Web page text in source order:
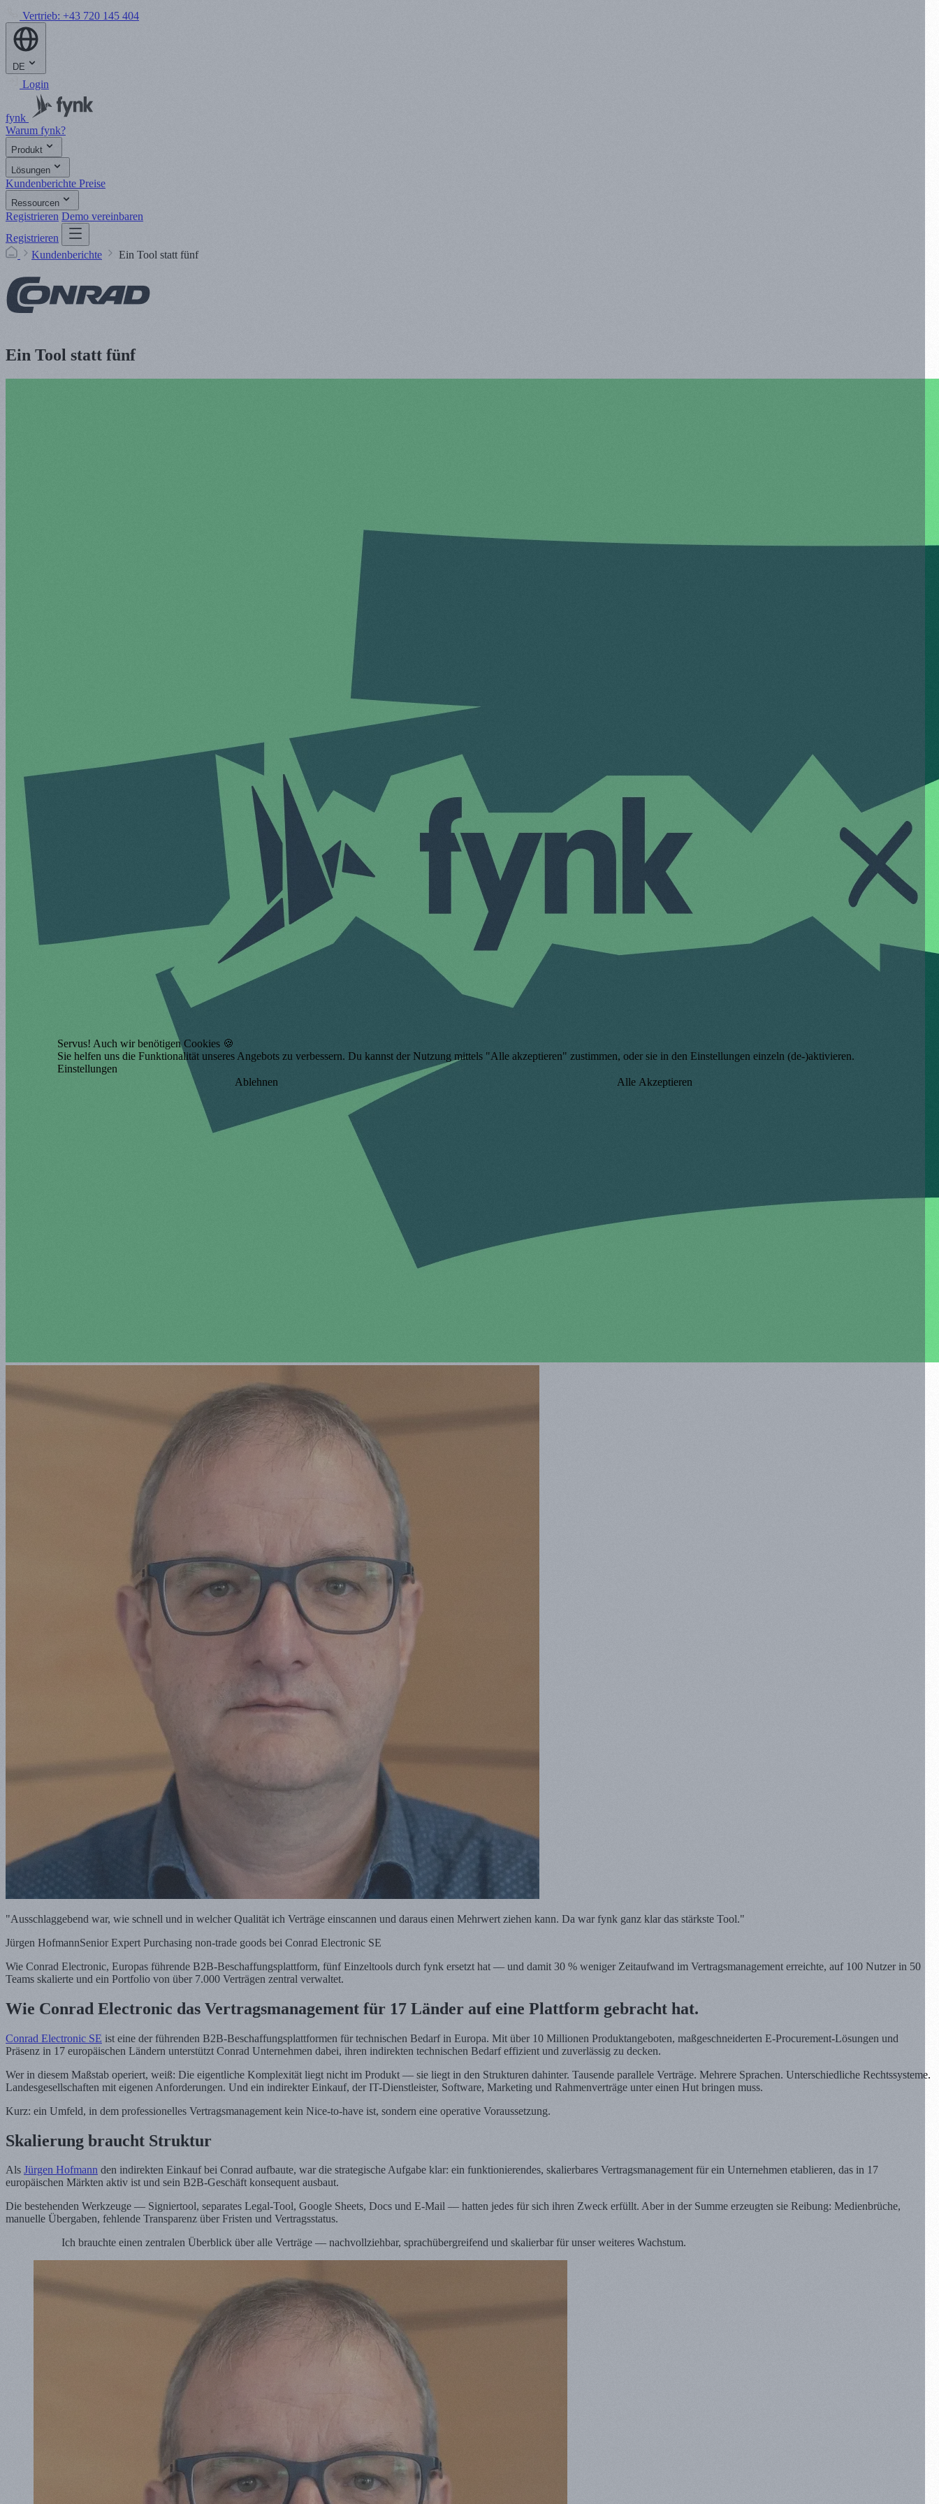
Vertrieb: +43 720 145 404
DE
Login
fynk
Warum fynk?
Produkt
Lösungen
Kundenberichte Preise
Ressourcen
Registrieren Demo vereinbaren
Registrieren
Kundenberichte
Ein Tool statt fünf
Ein Tool statt fünf
"Ausschlaggebend war, wie schnell und in welcher Qualität ich Verträge einscannen und daraus einen Mehrwert ziehen kann. Da war fynk ganz klar das stärkste Tool."
Jürgen HofmannSenior Expert Purchasing non-trade goods bei Conrad Electronic SE
Wie Conrad Electronic, Europas führende B2B-Beschaffungsplattform, fünf Einzeltools durch fynk ersetzt hat — und damit 30 % weniger Zeitaufwand im Vertragsmanagement erreichte, auf 100 Nutzer in 50
Teams skalierte und ein Portfolio von über 7.000 Verträgen zentral verwaltet.
Wie Conrad Electronic das Vertragsmanagement für 17 Länder auf eine Plattform gebracht hat.
Conrad Electronic SE ist eine der führenden B2B-Beschaffungsplattformen für technischen Bedarf in Europa. Mit über 10 Millionen Produktangeboten, maßgeschneiderten E-Procurement-Lösungen und
Präsenz in 17 europäischen Ländern unterstützt Conrad Unternehmen dabei, ihren indirekten technischen Bedarf effizient und zuverlässig zu decken.
Wer in diesem Maßstab operiert, weiß: Die eigentliche Komplexität liegt nicht im Produkt — sie liegt in den Strukturen dahinter. Tausende parallele Verträge. Mehrere Sprachen. Unterschiedliche Rechtssysteme.
Landesgesellschaften mit eigenen Anforderungen. Und ein indirekter Einkauf, der IT-Dienstleister, Software, Marketing und Rahmenverträge unter einen Hut bringen muss.
Kurz: ein Umfeld, in dem professionelles Vertragsmanagement kein Nice-to-have ist, sondern eine operative Voraussetzung.
Skalierung braucht Struktur
Als Jürgen Hofmann den indirekten Einkauf bei Conrad aufbaute, war die strategische Aufgabe klar: ein funktionierendes, skalierbares Vertragsmanagement für ein Unternehmen etablieren, das in 17
europäischen Märkten aktiv ist und sein B2B-Geschäft konsequent ausbaut.
Die bestehenden Werkzeuge — Signiertool, separates Legal-Tool, Google Sheets, Docs und E-Mail — hatten jedes für sich ihren Zweck erfüllt. Aber in der Summe erzeugten sie Reibung: Medienbrüche,
manuelle Übergaben, fehlende Transparenz über Fristen und Vertragsstatus.
Ich brauchte einen zentralen Überblick über alle Verträge — nachvollziehbar, sprachübergreifend und skalierbar für unser weiteres Wachstum.
Servus! Auch wir benötigen Cookies 🍪
Sie helfen uns die Funktionalität unseres Angebots zu verbessern. Du kannst der Nutzung mittels "Alle akzeptieren" zustimmen, oder sie in den Einstellungen einzeln (de-)aktivieren.
Einstellungen
Ablehnen
Alle Akzeptieren